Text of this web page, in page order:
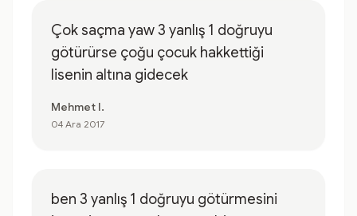
Çok saçma yaw 3 yanlış 1 doğruyu
götürürse çoğu çocuk hakkettiği
lisenin altına gidecek
Mehmet I.
04 Ara 2017
ben 3 yanlış 1 doğruyu götürmesini